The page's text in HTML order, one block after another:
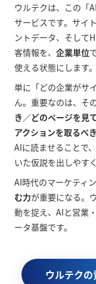
ウルテクは、この「
サービスです。サイ
ントデータ、そして
客情報を、 企業単位
使える状態にします。
単に「どの企業がサ
ん。重要なのは、そ
き／どのページを見
アクションを取るべ
AIに読ませることで
いた仮説を出しやす
AI時代のマーケティ
む力が重要になる。
動を捉え、AIと営業
ータ基盤です。
ウルテク